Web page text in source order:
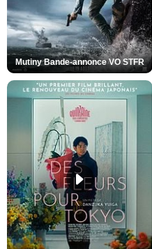
Mutiny Bande-annonce VO STFR